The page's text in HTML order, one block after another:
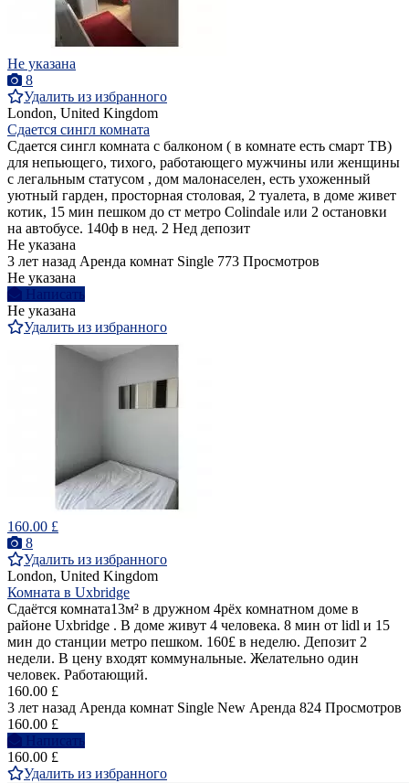
Не указана
8
Удалить из избранного
London, United Kingdom
Сдается сингл комната
Сдается сингл комната с балконом ( в комнате есть смарт ТВ)
для непьющего, тихого, работающего мужчины или женщины
с легальным статусом , дом малонаселен, есть ухоженный
уютный гарден, просторная столовая, 2 туалета, в доме живет
котик, 15 мин пешком до ст метро Colindale или 2 остановки
на автобусе. 140ф в нед. 2 Нед депозит
Не указана
3 лет назад Аренда комнат Single 773 Просмотров
Не указана
Написать
Не указана
Удалить из избранного
160.00 £
8
Удалить из избранного
London, United Kingdom
Комната в Uxbridge
Сдаётся комната13м² в дружном 4рёх комнатном доме в
районе Uxbridge . В доме живут 4 человека. 8 мин от lidl и 15
мин до станции метро пешком. 160£ в неделю. Депозит 2
недели. В цену входят коммунальные. Желательно один
человек. Работающий.
160.00 £
3 лет назад Аренда комнат Single New Аренда 824 Просмотров
160.00 £
Написать
160.00 £
Удалить из избранного